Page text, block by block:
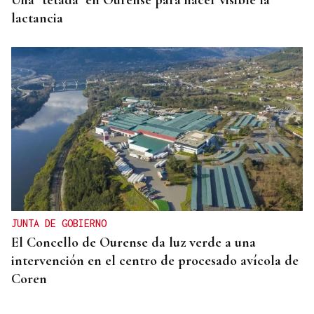
lactancia
JUNTA DE GOBIERNO
El Concello de Ourense da luz verde a una
intervención en el centro de procesado avícola de
Coren